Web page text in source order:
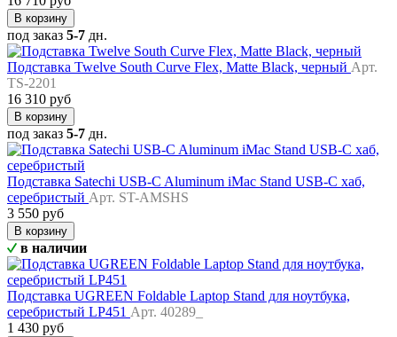
В корзину
под заказ 5-7 дн.
Подставка Twelve South Curve Flex, Matte Black, черный Арт.
TS-2201
16 310 руб
В корзину
под заказ 5-7 дн.
Подставка Satechi USB-C Aluminum iMac Stand USB-C хаб,
серебристый Арт. ST-AMSHS
3 550 руб
В корзину
в наличии
Подставка UGREEN Foldable Laptop Stand для ноутбука,
серебристый LP451 Арт. 40289_
1 430 руб